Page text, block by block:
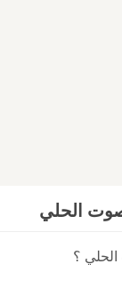
الحلي
؟